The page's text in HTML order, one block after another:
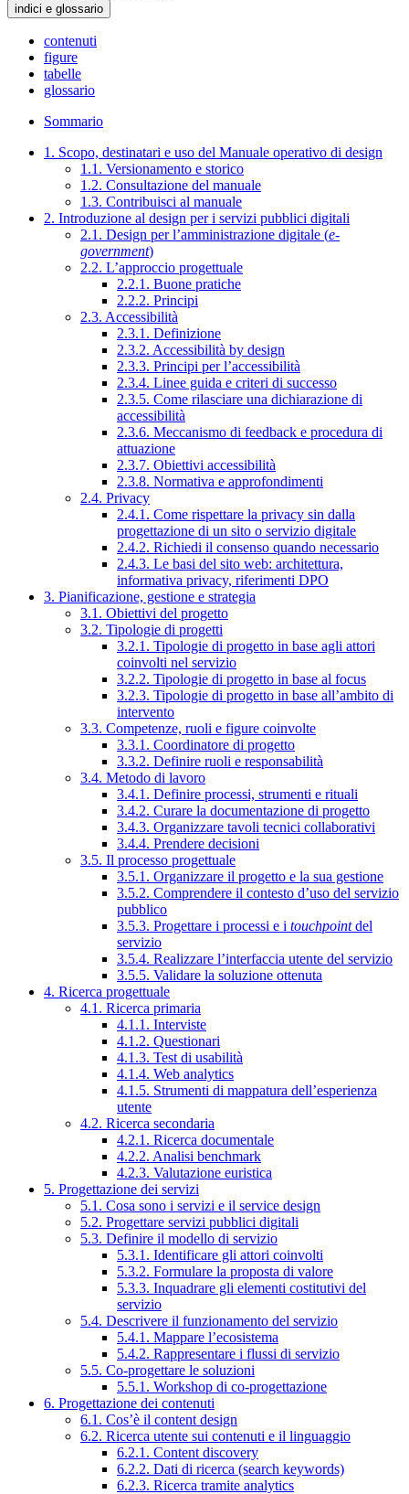
indici e glossario
contenuti
figure
tabelle
glossario
Sommario
1. Scopo, destinatari e uso del Manuale operativo di design
1.1. Versionamento e storico
1.2. Consultazione del manuale
1.3. Contribuisci al manuale
2. Introduzione al design per i servizi pubblici digitali
2.1. Design per l’amministrazione digitale (e-
government)
2.2. L’approccio progettuale
2.2.1. Buone pratiche
2.2.2. Principi
2.3. Accessibilità
2.3.1. Definizione
2.3.2. Accessibilità by design
2.3.3. Principi per l’accessibilità
2.3.4. Linee guida e criteri di successo
2.3.5. Come rilasciare una dichiarazione di
accessibilità
2.3.6. Meccanismo di feedback e procedura di
attuazione
2.3.7. Obiettivi accessibilità
2.3.8. Normativa e approfondimenti
2.4. Privacy
2.4.1. Come rispettare la privacy sin dalla
progettazione di un sito o servizio digitale
2.4.2. Richiedi il consenso quando necessario
2.4.3. Le basi del sito web: architettura,
informativa privacy, riferimenti DPO
3. Pianificazione, gestione e strategia
3.1. Obiettivi del progetto
3.2. Tipologie di progetti
3.2.1. Tipologie di progetto in base agli attori
coinvolti nel servizio
3.2.2. Tipologie di progetto in base al focus
3.2.3. Tipologie di progetto in base all’ambito di
intervento
3.3. Competenze, ruoli e figure coinvolte
3.3.1. Coordinatore di progetto
3.3.2. Definire ruoli e responsabilità
3.4. Metodo di lavoro
3.4.1. Definire processi, strumenti e rituali
3.4.2. Curare la documentazione di progetto
3.4.3. Organizzare tavoli tecnici collaborativi
3.4.4. Prendere decisioni
3.5. Il processo progettuale
3.5.1. Organizzare il progetto e la sua gestione
3.5.2. Comprendere il contesto d’uso del servizio
pubblico
3.5.3. Progettare i processi e i touchpointdel
servizio
3.5.4. Realizzare l’interfaccia utente del servizio
3.5.5. Validare la soluzione ottenuta
4. Ricerca progettuale
4.1. Ricerca primaria
4.1.1. Interviste
4.1.2. Questionari
4.1.3. Test di usabilità
4.1.4. Web analytics
4.1.5. Strumenti di mappatura dell’esperienza
utente
4.2. Ricerca secondaria
4.2.1. Ricerca documentale
4.2.2. Analisi benchmark
4.2.3. Valutazione euristica
5. Progettazione dei servizi
5.1. Cosa sono i servizi e il service design
5.2. Progettare servizi pubblici digitali
5.3. Definire il modello di servizio
5.3.1. Identificare gli attori coinvolti
5.3.2. Formulare la proposta di valore
5.3.3. Inquadrare gli elementi costitutivi del
servizio
5.4. Descrivere il funzionamento del servizio
5.4.1. Mappare l’ecosistema
5.4.2. Rappresentare i flussi di servizio
5.5. Co-progettare le soluzioni
5.5.1. Workshop di co-progettazione
6. Progettazione dei contenuti
6.1. Cos’è il content design
6.2. Ricerca utente sui contenuti e il linguaggio
6.2.1. Content discovery
6.2.2. Dati di ricerca (search keywords)
6.2.3. Ricerca tramite analytics